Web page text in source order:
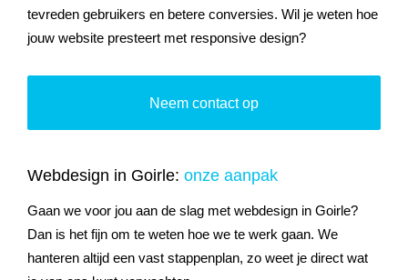
tevreden gebruikers en betere conversies. Wil je weten hoe
jouw website presteert met responsive design?
Neem contact op
Webdesign in Goirle: onze aanpak
Gaan we voor jou aan de slag met webdesign in Goirle?
Dan is het fijn om te weten hoe we te werk gaan. We
hanteren altijd een vast stappenplan, zo weet je direct wat